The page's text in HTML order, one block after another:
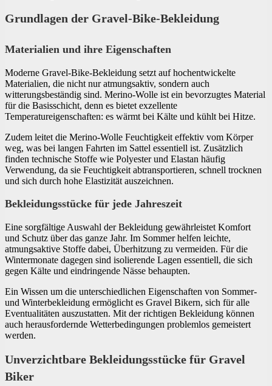
Grundlagen der Gravel-Bike-Bekleidung
Materialien und ihre Eigenschaften
Moderne Gravel-Bike-Bekleidung setzt auf hochentwickelte
Materialien, die nicht nur atmungsaktiv, sondern auch
witterungsbeständig sind. Merino-Wolle ist ein bevorzugtes Material
für die Basisschicht, denn es bietet exzellente
Temperatureigenschaften: es wärmt bei Kälte und kühlt bei Hitze.
Zudem leitet die Merino-Wolle Feuchtigkeit effektiv vom Körper
weg, was bei langen Fahrten im Sattel essentiell ist. Zusätzlich
finden technische Stoffe wie Polyester und Elastan häufig
Verwendung, da sie Feuchtigkeit abtransportieren, schnell trocknen
und sich durch hohe Elastizität auszeichnen.
Bekleidungsstücke für jede Jahreszeit
Eine sorgfältige Auswahl der Bekleidung gewährleistet Komfort
und Schutz über das ganze Jahr. Im Sommer helfen leichte,
atmungsaktive Stoffe dabei, Überhitzung zu vermeiden. Für die
Wintermonate dagegen sind isolierende Lagen essentiell, die sich
gegen Kälte und eindringende Nässe behaupten.
Ein Wissen um die unterschiedlichen Eigenschaften von Sommer-
und Winterbekleidung ermöglicht es Gravel Bikern, sich für alle
Eventualitäten auszustatten. Mit der richtigen Bekleidung können
auch herausfordernde Wetterbedingungen problemlos gemeistert
werden.
Unverzichtbare Bekleidungsstücke für Gravel
Biker